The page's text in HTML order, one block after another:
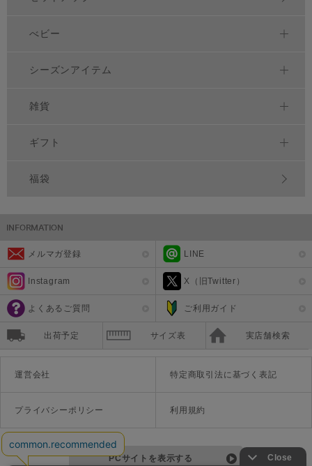
べビー
シーズンアイテム
雑貨
ギフト
福袋
メルマガ登録 LINE
Instagram X（旧Twitter）
よくあるご質問 ご利用ガイド
出荷予定 サイズ表 実店舗検索
運営会社 特定商取引法に基づく表記
プライバシーポリシー 利用規約
PCサイトを表示する